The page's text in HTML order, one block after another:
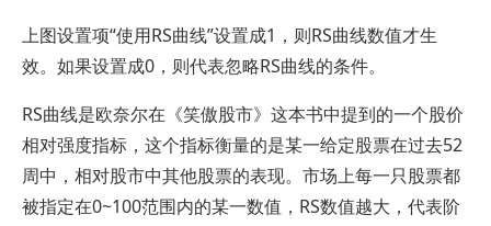
上图设置项“使用RS曲线”设置成1，则RS曲线数值才生
效。如果设置成0，则代表忽略RS曲线的条件。
RS曲线是欧奈尔在《笑傲股市》这本书中提到的一个股价
相对强度指标，这个指标衡量的是某一给定股票在过去52
周中，相对股市中其他股票的表现。市场上每一只股票都
被指定在0~100范围内的某一数值，RS数值越大，代表阶